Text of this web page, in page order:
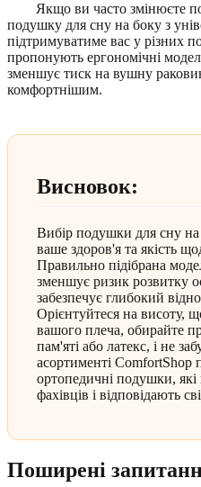
Якщо ви часто змінюєте
подушку для сну на боку з
підтримуватиме вас у різних
пропонують ергономічні
зменшує тиск на вушну
комфортнішим.
Висновок:
Вибір подушки для сну
ваше здоров'я та якість
Правильно підібрана
зменшує ризик розвитку
забезпечує глибокий
Орієнтуйтеся на висоту,
вашого плеча, обирайте
пам'яті або латекс, і не
асортименті ComfortShop
ортопедичні подушки,
фахівців і відповідають
Поширені